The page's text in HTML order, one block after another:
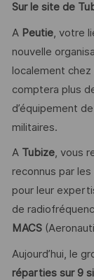
Sur le site de
A Peutie, votre
nouvelle
localement
comptera plus
d’équipement
militaires.
A Tubize, vous
reconnus par
pour leur
de
MACS
Aujourd’hui, le
réparties sur 9